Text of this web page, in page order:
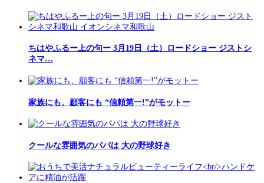
ちはやふるー上の句ー 3月19日（土）ロードショー ジストシ
ネマ…
家族にも、顧客にも “信頼第一!”がモットー
クールな雰囲気のパパは 大の野球好き